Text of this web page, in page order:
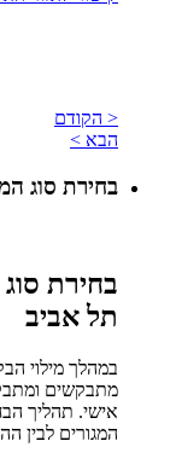
< הקודם
הבא >
בחירת סוג
בחירת
תל אביב
במהלך מילוי
מתבקשים
אישי. תהליך
המגורים לבין